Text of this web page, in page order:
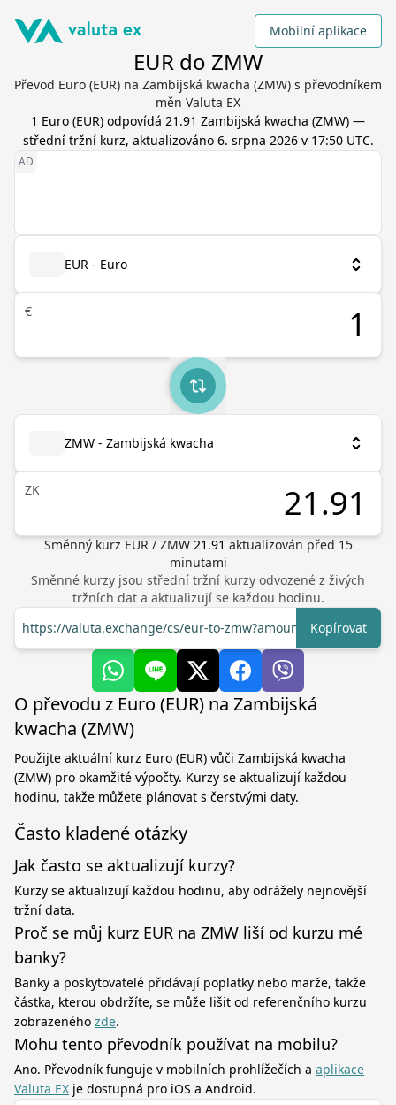
Mobilní aplikace
EUR do ZMW
Převod Euro (EUR) na Zambijská kwacha (ZMW) s převodníkem
měn Valuta EX
1 Euro (EUR) odpovídá 21.91 Zambijská kwacha (ZMW) —
střední tržní kurz, aktualizováno 6. srpna 2026 v 17:50 UTC.
EUR - Euro
€
ZMW - Zambijská kwacha
ZK
Směnný kurz EUR/ ZMW 21.91 aktualizován před 15
minutami
Směnné kurzy jsou střední tržní kurzy odvozené z živých
tržních dat a aktualizují se každou hodinu.
https://valuta.exchange/cs/eur-to-zmw?amount=1Kopírovat
O převodu z Euro (EUR) na Zambijská
kwacha (ZMW)
Použijte aktuální kurz Euro (EUR) vůči Zambijská kwacha
(ZMW) pro okamžité výpočty. Kurzy se aktualizují každou
hodinu, takže můžete plánovat s čerstvými daty.
Často kladené otázky
Jak často se aktualizují kurzy?
Kurzy se aktualizují každou hodinu, aby odrážely nejnovější
tržní data.
Proč se můj kurz EUR na ZMW liší od kurzu mé
banky?
Banky a poskytovatelé přidávají poplatky nebo marže, takže
částka, kterou obdržíte, se může lišit od referenčního kurzu
zobrazeného zde.
Mohu tento převodník používat na mobilu?
Ano. Převodník funguje v mobilních prohlížečích a aplikace
Valuta EX je dostupná pro iOS a Android.